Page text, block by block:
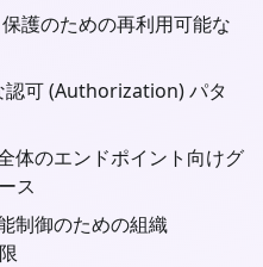
保護のための再利用可能な
認可 (Authorization) パタ
体のエンドポイント向けグ
ス
制御のための組織